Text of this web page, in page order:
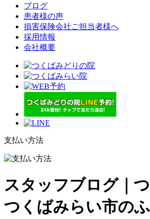
ブログ
患者様の声
損害保険会社ご担当者様へ
採用情報
会社概要
支払い方法
スタッフブログ｜
つくばみらい市の